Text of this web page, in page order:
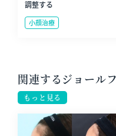
調整する
小顔治療
関連するジョール
もっと見る